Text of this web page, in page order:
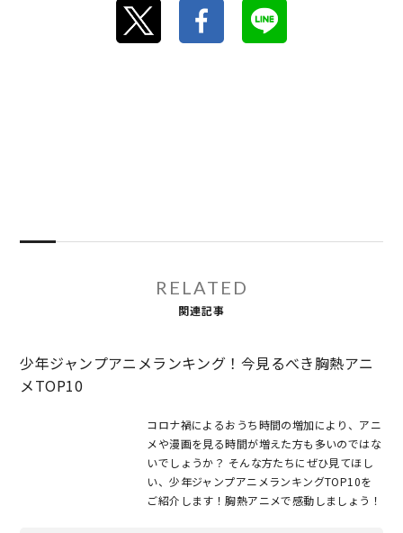
RELATED
関連記事
少年ジャンプアニメランキング！今見るべき胸熱アニ
メTOP10
コロナ禍によるおうち時間の増加により、アニ
メや漫画を見る時間が増えた方も多いのではな
いでしょうか？ そんな方たちにぜひ見てほし
い、少年ジャンプアニメランキングTOP10を
ご紹介します！胸熱アニメで感動しましょう！